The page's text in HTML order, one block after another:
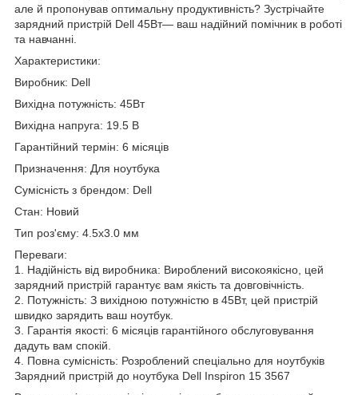
але й пропонував оптимальну продуктивність? Зустрічайте
зарядний пристрій Dell 45Вт— ваш надійний помічник в роботі
та навчанні.
Характеристики:
Виробник: Dell
Вихідна потужність: 45Вт
Вихідна напруга: 19.5 В
Гарантійний термін: 6 місяців
Призначення: Для ноутбука
Сумісність з брендом: Dell
Стан: Новий
Тип роз'єму: 4.5x3.0 мм
Переваги:
1. Надійність від виробника: Вироблений високоякісно, цей
зарядний пристрій гарантує вам якість та довговічність.
2. Потужність: З вихідною потужністю в 45Вт, цей пристрій
швидко зарядить ваш ноутбук.
3. Гарантія якості: 6 місяців гарантійного обслуговування
дадуть вам спокій.
4. Повна сумісність: Розроблений спеціально для ноутбуків
Зарядний пристрій до ноутбука Dell Inspiron 15 3567